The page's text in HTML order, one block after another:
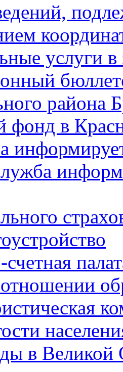
услуги в
района
фонд в
в Великой